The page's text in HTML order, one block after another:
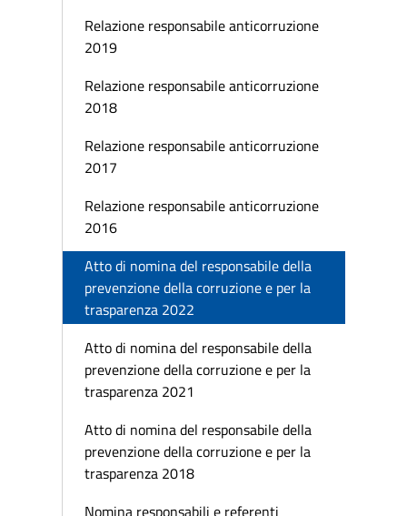
Relazione responsabile anticorruzione
2019
Relazione responsabile anticorruzione
2018
Relazione responsabile anticorruzione
2017
Relazione responsabile anticorruzione
2016
Atto di nomina del responsabile della
prevenzione della corruzione e per la
trasparenza 2022
Atto di nomina del responsabile della
prevenzione della corruzione e per la
trasparenza 2021
Atto di nomina del responsabile della
prevenzione della corruzione e per la
trasparenza 2018
Nomina responsabili e referenti